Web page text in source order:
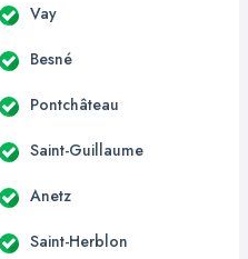
Vay
Besné
Pontchâteau
Saint-Guillaume
Anetz
Saint-Herblon